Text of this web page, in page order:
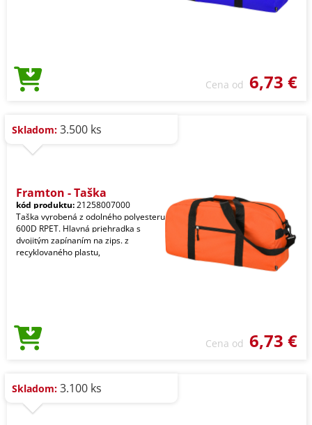
Cena od 6,73 €
Skladom: 3.500 ks
Framton - Taška
kód produktu:21258007000
Taška vyrobená z odolného polyesteru
600D RPET. Hlavná priehradka s
dvojitým zapínaním na zips. z
recyklovaného plastu,
Cena od 6,73 €
Skladom: 3.100 ks